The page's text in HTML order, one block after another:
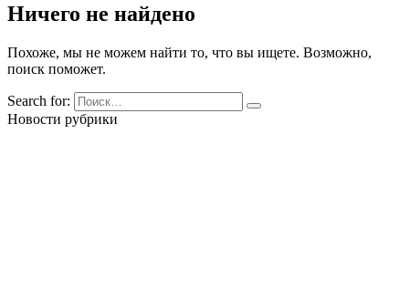
Ничего не найдено
Похоже, мы не можем найти то, что вы ищете. Возможно,
поиск поможет.
Search for:
Новости рубрики